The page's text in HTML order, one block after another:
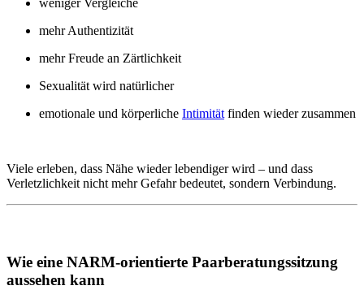
mehr Authentizität
mehr Freude an Zärtlichkeit
Sexualität wird natürlicher
emotionale und körperliche Intimität finden wieder zusammen
Viele erleben, dass Nähe wieder lebendiger wird – und dass
Verletzlichkeit nicht mehr Gefahr bedeutet, sondern Verbindung.
Wie eine NARM-orientierte Paarberatungssitzung
aussehen kann